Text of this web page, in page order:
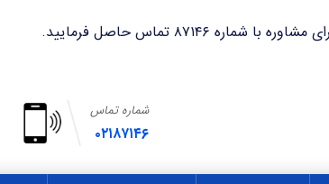
تماس حاصل فرمایید.
شماره تماس
۰۲۱۸۷۱۴۶